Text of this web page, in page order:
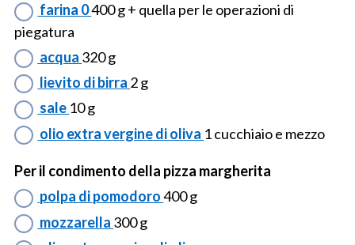
farina 0400 g + quella per le operazioni di
piegatura
acqua 320 g
lievito di birra 2 g
sale 10 g
olio extra vergine di oliva 1 cucchiaio e mezzo
Per il condimento della pizza margherita
polpa di pomodoro400 g
mozzarella 300 g